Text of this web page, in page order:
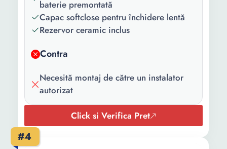
Material:
Ceramica
Caracteristici
Inchidere lenta
bideu:
Tip evacuare:
Alb
Inaltime:
baterie premontată
Capac softclose pentru închidere lentă
Rezervor ceramic inclus
Contra
Necesită montaj de către un instalator
autorizat
Click si Verifica Pret
#4